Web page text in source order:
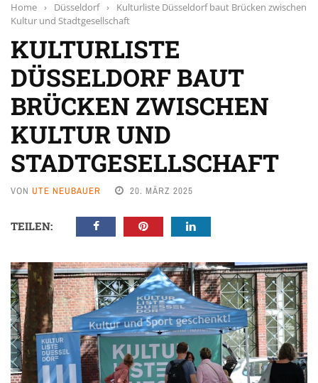
Home › Düsseldorf ›
Kulturliste Düsseldorf baut Brücken zwischen
Kultur und Stadtgesellschaft
KULTURLISTE
DÜSSELDORF BAUT
BRÜCKEN ZWISCHEN
KULTUR UND
STADTGESELLSCHAFT
VON UTE NEUBAUER 20. MÄRZ 2025
TEILEN: